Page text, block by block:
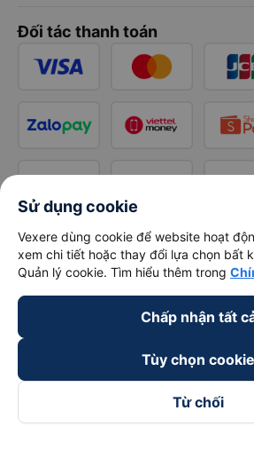
Đối tác thanh toán
Sử dụng cookie
Vexere dùng cookie để website hoạt
xem chi tiết hoặc thay đổi lựa chọn bất
Quản lý cookie. Tìm hiểu thêm trong
Chấp nhận tất
Tùy chọn cookie
Từ chối